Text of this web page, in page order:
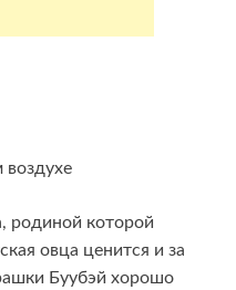
родиной которой
овца ценится и за
Буубэй хорошо